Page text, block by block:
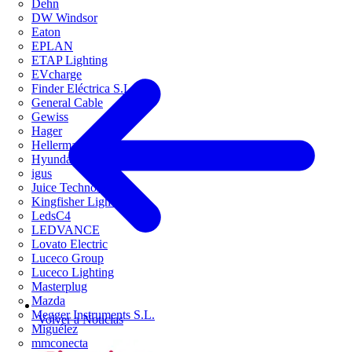
Dehn
DW Windsor
Eaton
EPLAN
ETAP Lighting
EVcharge
Finder Eléctrica S.L.U
General Cable
Gewiss
Hager
HellermannTyton
Hyundai Electric
igus
Juice Technology
Kingfisher Lighting
LedsC4
LEDVANCE
Lovato Electric
Luceco Group
Luceco Lighting
Masterplug
Mazda
Megger Instruments S.L.
Miguélez
mmconecta
Volver a Noticias